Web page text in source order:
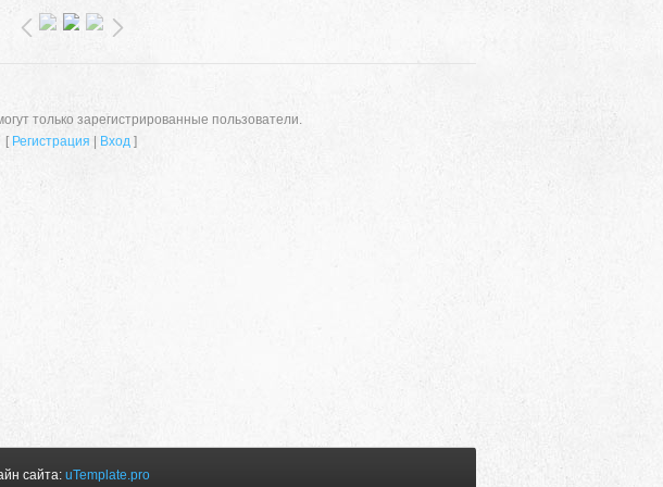
только зарегистрированные пользователи.
[ Регистрация | Вход ]
сайта: uTemplate.pro